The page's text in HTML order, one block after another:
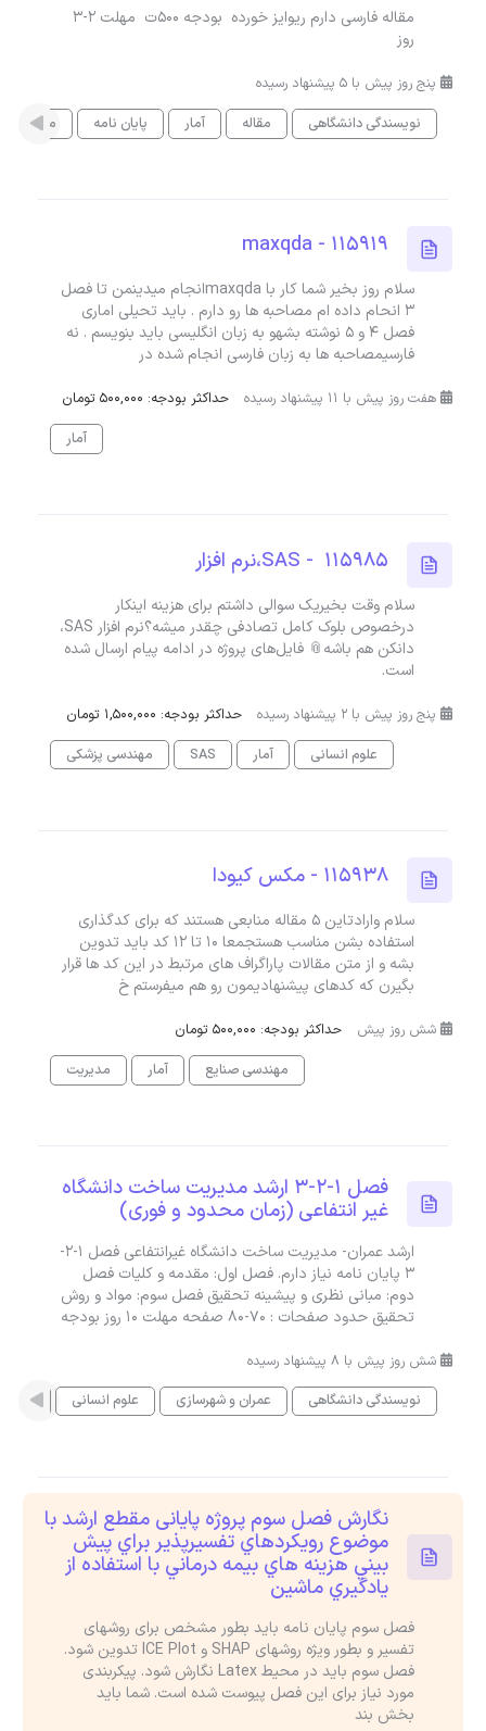
مقاله فارسی دارم ریوایز خورده بودجه ۵۰۰ت مهلت ۲-۳
روز
پنج روز پیش با 5 پیشنهاد رسیده
نویسندگی دانشگاهی
مقاله آمار پایان نامه معماری
maxqda - 115919
سلام روز بخیر شما کار با maxqdaانجام میدینمن تا فصل
۳ انحام داده ام مصاحبه ها رو دارم . باید تحیلی اماری
فصل ۴ و ۵ نوشته بشهو به زبان انگلیسی باید بنویسم . نه
فارسیمصاحبه ها به زبان فارسی انجام شده در
هفت روز پیش با 11 پیشنهاد رسیده
حداکثر بودجه: 500,000 تومان
آمار
115985 - SAS،نرم افزار
سلام وقت بخیریک سوالی داشتم برای هزینه اینکار
درخصوص بلوک کامل تصادفی چقدر میشه؟نرم افزار SAS،
دانکن هم باشه📎 فایل‌های پروژه در ادامه پیام ارسال شده
است.
پنج روز پیش با 2 پیشنهاد رسیده
حداکثر بودجه: 1,500,000 تومان
علوم انسانی
آمار SAS مهندسی پزشکی
115938 - مکس کیودا
سلام وارادتاین ۵ مقاله منابعی هستند که برای کدگذاری
استفاده بشن مناسب هستجمعا ۱۰ تا ۱۲ کد باید تدوین
بشه و از متن مقالات پاراگراف های مرتبط در این کد ها قرار
بگیرن که کدهای پیشنهادیمون رو هم میفرستم خ
شش روز پیش
حداکثر بودجه: 500,000 تومان
مهندسی صنایع
آمار مدیریت
فصل 1-2-3 ارشد مدیریت ساخت دانشگاه
غیر انتفاعی (زمان محدود و فوری)
ارشد عمران- مدیریت ساخت دانشگاه غیرانتفاعی فصل 1-2-
3 پایان نامه نیاز دارم. فصل اول: مقدمه و کلیات فصل
دوم: مبانی نظری و پیشینه تحقیق فصل سوم: مواد و روش
تحقیق حدود صفحات : 70-80 صفحه مهلت 10 روز بودجه
شش روز پیش با 8 پیشنهاد رسیده
نویسندگی دانشگاهی
عمران و شهرسازی علوم انسانی آمار
نگارش فصل سوم پروژه پایانی مقطع ارشد با
موضوع رويكردهاي تفسيرپذير براي پيش
بيني هزينه هاي بيمه درماني با استفاده از
يادگيري ماشين
فصل سوم پایان نامه باید بطور مشخص برای روشهای
تفسیر و بطور ویژه روشهای SHAP و lCE Plot تدوین شود.
فصل سوم باید در محیط Latex نگارش شود. پیکربندی
مورد نیاز برای این فصل پیوست شده است. شما باید
بخش بند